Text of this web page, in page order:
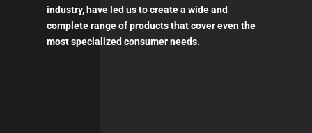
industry, have led us to create a wide and
complete range of products that cover even the
most specialized consumer needs.